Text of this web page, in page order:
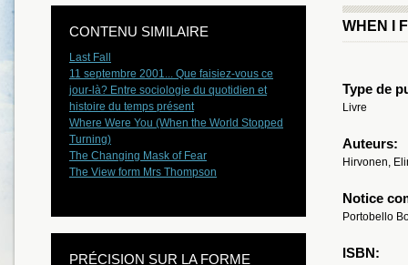
WHEN I
Type de
Livre
Auteurs:
Hirvonen,
Notice
Portobello
ISBN:
CONTENU SIMILAIRE
Last Fall
11 septembre 2001... Que faisiez-vous ce
jour-là? Entre sociologie du quotidien et
histoire du temps présent
Where Were You (When the World Stopped
Turning)
The Changing Mask of Fear
The View form Mrs Thompson
PRÉCISION SUR LA FORME